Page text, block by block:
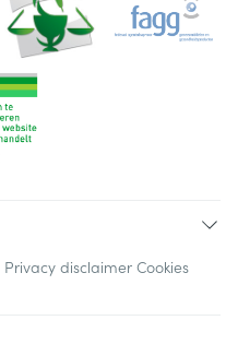
Privacy disclaimer Cookies